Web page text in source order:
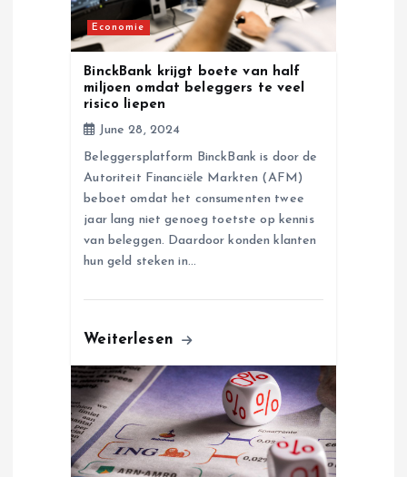
Economie
BinckBank krijgt boete van half
miljoen omdat beleggers te veel
risico liepen
June 28, 2024
Beleggersplatform BinckBank is door de
Autoriteit Financiële Markten (AFM)
beboet omdat het consumenten twee
jaar lang niet genoeg toetste op kennis
van beleggen. Daardoor konden klanten
hun geld steken in…
Weiterlesen